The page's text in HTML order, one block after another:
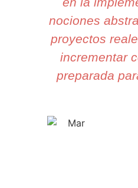
nociones
proyectos
incrementar
preparada